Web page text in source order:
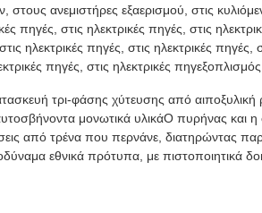
ανεμιστήρες εξαερισμού, στις
πηγές, στις ηλεκτρικές πηγές, στις
ηλεκτρικές πηγές, στις ηλεκτρικές πηγές,
πηγές, στις ηλεκτρικές
τρι-φάσης χύτευσης από
μονωτικά υλικάΟ πυρήνας και η
από τρένα που περνάνε, διατηρώντας
εθνικά πρότυπα, με πιστοποιητικά